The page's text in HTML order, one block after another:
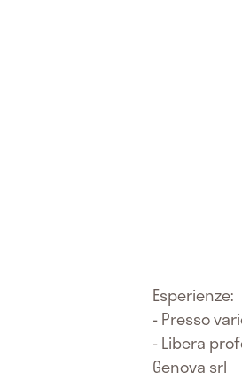
Esperienze:
- Presso
- Libera
Genova srl